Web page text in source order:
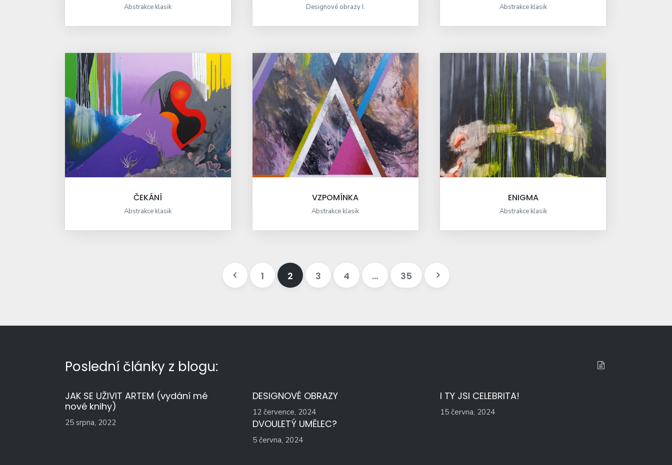
Abstrakce klasik Designové obrazy I. Abstrakce klasik
ČEKÁNÍ
Abstrakce klasik
VZPOMÍNKA
Abstrakce klasik
ENIGMA
Abstrakce klasik
1 2 3 4 … 35
Poslední články z blogu:
JAK SE UŽIVIT ARTEM (vydání mé
nové knihy)
25 srpna, 2022
DESIGNOVÉ OBRAZY
12 července, 2024
I TY JSI CELEBRITA!
15 června, 2024
DVOULETÝ UMĚLEC?
5 června, 2024